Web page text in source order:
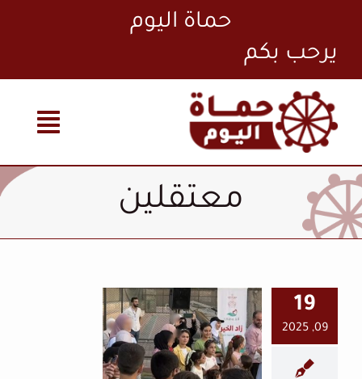
content
حماة اليوم
معتقلين
19
09, 2025
المعتقلين
السابقين.. ملف
منسي ومطالب